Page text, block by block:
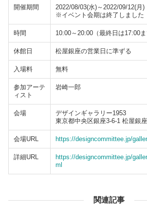
開催期間
2022/08/03(水)～2022/09/12(月)
※イベント会期は終了しました
時間 10:00～20:00（最終日は17:00ま
休館日 松屋銀座の営業日に準ずる
入場料 無料
参加アーテ
ィスト
岩崎一郎
会場
デザインギャラリー1953
東京都中央区銀座3-6-1 松屋銀
会場URL https://designcommittee.jp/
詳細URL
https://designcommittee.jp/
ml
関連記事